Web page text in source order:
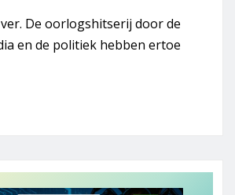
De oorlogshitserij door de
en de politiek hebben ertoe